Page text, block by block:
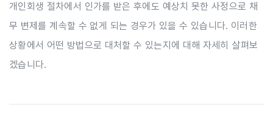
개인회생 절차에서 인가를 받은 후에도 예상치 못한 사정으로 채
무 변제를 계속할 수 없게 되는 경우가 있을 수 있습니다. 이러한
상황에서 어떤 방법으로 대처할 수 있는지에 대해 자세히 살펴보
겠습니다.